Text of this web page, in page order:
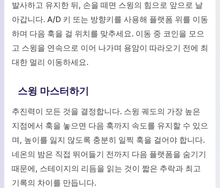
발사하고 유지한 뒤, 손을 떼면 스윙의 힘으로 앞으로 날
아갑니다. A/D 키 또는 방향키를 사용해 플랫폼 위를 이동
하며 다음 훅을 걸 위치를 맞추세요. 이동 중 코인을 모으
고 스윙을 연속으로 이어 나가며 용암이 따라오기 전에 최
대한 멀리 이동하세요.
스윙 마스터하기
추진력이 모든 것을 결정합니다. 스윙 궤도의 가장 높은
지점에서 훅을 놓으면 다음 훅까지 속도를 유지할 수 있으
며, 높이를 잃지 않도록 충분히 일찍 훅을 걸어야 합니다.
네온의 밤은 직접 뛰어들기 전까지 다음 플랫폼을 숨기기
때문에, 스테이지의 리듬을 읽는 것이 짧은 추락과 최고
기록의 차이를 만듭니다.